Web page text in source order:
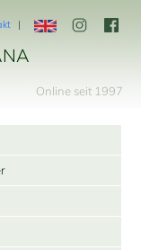
Online seit 1997